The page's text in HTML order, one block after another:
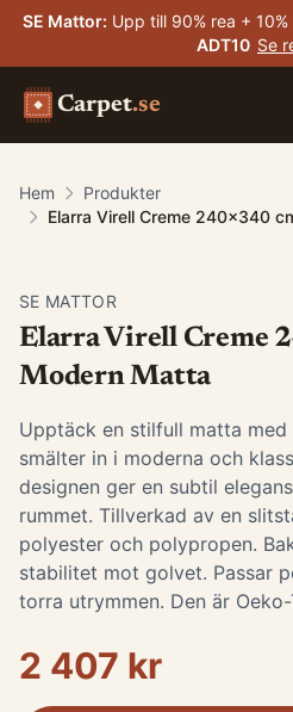
SE Mattor: Upp till 90% rea +
ADT10 Se
Carpet.se
Hem
Produkter
Elarra Virell Creme 240x340
SE MATTOR
Elarra Virell Creme
Modern Matta
Upptäck en stilfull matta
smälter in i moderna och
designen ger en subtil
rummet. Tillverkad av en
polyester och polypropen.
stabilitet mot golvet. Passar
torra utrymmen. Den är
2 407 kr